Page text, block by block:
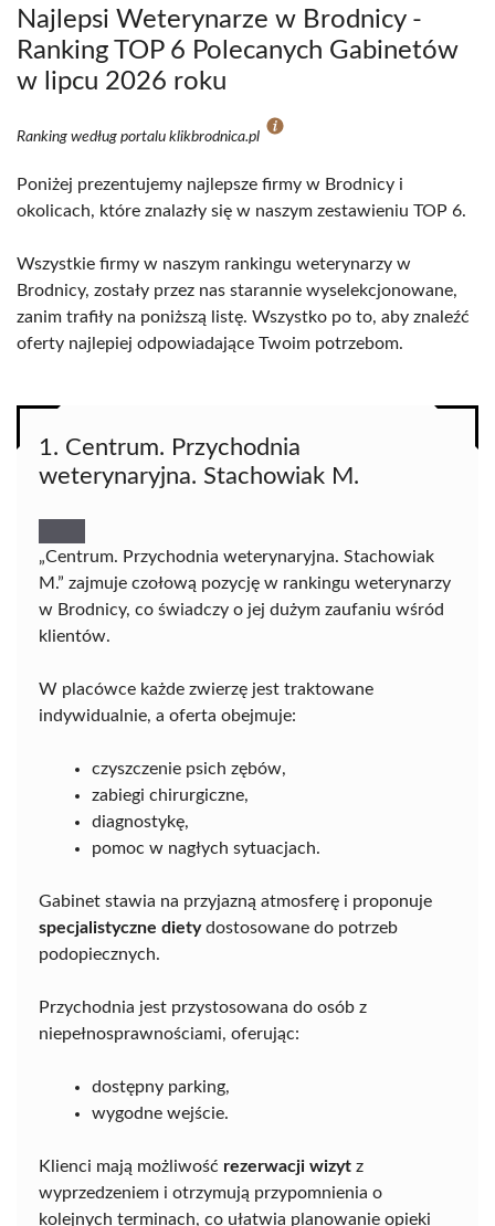
Najlepsi Weterynarze w Brodnicy -
Ranking TOP 6 Polecanych Gabinetów
w lipcu 2026 roku
Ranking według portalu klikbrodnica.pl
Poniżej prezentujemy najlepsze firmy w Brodnicy i
okolicach, które znalazły się w naszym zestawieniu TOP 6.
Wszystkie firmy w naszym rankingu weterynarzy w
Brodnicy, zostały przez nas starannie wyselekcjonowane,
zanim trafiły na poniższą listę. Wszystko po to, aby znaleźć
oferty najlepiej odpowiadające Twoim potrzebom.
1. Centrum. Przychodnia
weterynaryjna. Stachowiak M.
„Centrum. Przychodnia weterynaryjna. Stachowiak
M.” zajmuje czołową pozycję w rankingu weterynarzy
w Brodnicy, co świadczy o jej dużym zaufaniu wśród
klientów.
W placówce każde zwierzę jest traktowane
indywidualnie, a oferta obejmuje:
czyszczenie psich zębów,
zabiegi chirurgiczne,
diagnostykę,
pomoc w nagłych sytuacjach.
Gabinet stawia na przyjazną atmosferę i proponuje
specjalistyczne dietydostosowane do potrzeb
podopiecznych.
Przychodnia jest przystosowana do osób z
niepełnosprawnościami, oferując:
dostępny parking,
wygodne wejście.
Klienci mają możliwość rezerwacji wizyt z
wyprzedzeniem i otrzymują przypomnienia o
kolejnych terminach, co ułatwia planowanie opieki